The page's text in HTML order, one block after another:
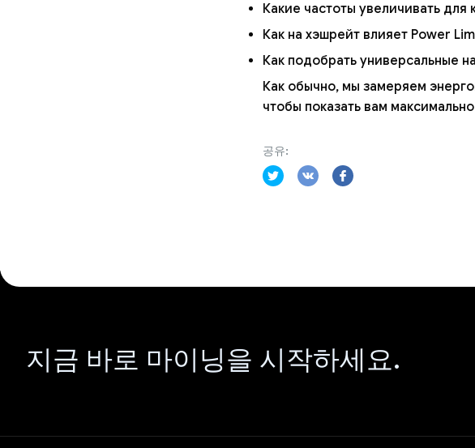
Какие частоты увеличивать для
Как на хэшрейт влияет Power
Как подобрать универсальные
Как обычно, мы замеряем
чтобы показать вам
공유:
지금 바로 마이닝을 시작하세요.